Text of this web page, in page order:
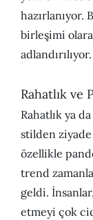
hazırlanıyor.
birleşimi
adlandırılıyor.
Rahatlık ve
Rahatlık ya
stilden ziyade
özellikle
trend
geldi.
etmeyi çok